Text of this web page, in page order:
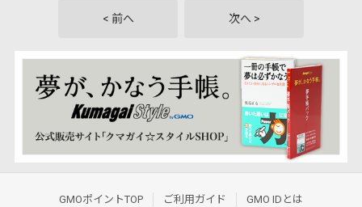
< 前へ 次へ >
GMOポイントTOP ご利用ガイド
GMO IDとは